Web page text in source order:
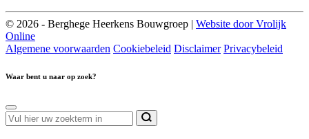
© 2026 - Berghege Heerkens Bouwgroep | Website door Vrolijk
Online
Algemene voorwaarden Cookiebeleid Disclaimer Privacybeleid
Waar bent u naar op zoek?